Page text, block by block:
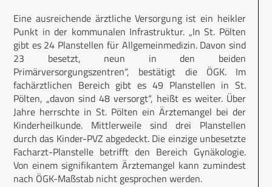
Eine ausreichende ärztliche Versorgung ist ein heikler
Punkt in der kommunalen Infrastruktur. „In St. Pölten
gibt es 24 Planstellen für Allgemeinmedizin. Davon sind
23 besetzt, neun in den beiden
Primärversorgungszentren“, bestätigt die ÖGK. Im
fachärztlichen Bereich gibt es 49 Planstellen in St.
Pölten, „davon sind 48 versorgt“, heißt es weiter. Über
Jahre herrschte in St. Pölten ein Ärztemangel bei der
Kinderheilkunde. Mittlerweile sind drei Planstellen
durch das Kinder-PVZ abgedeckt. Die einzige unbesetzte
Facharzt-Planstelle betrifft den Bereich Gynäkologie.
Von einem signifikantem Ärztemangel kann zumindest
nach ÖGK-Maßstab nicht gesprochen werden.